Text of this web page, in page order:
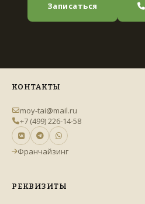
Записаться
КОНТАКТЫ
moy-tai@mail.ru
+7 (499) 226-14-58
Франчайзинг
РЕКВИЗИТЫ